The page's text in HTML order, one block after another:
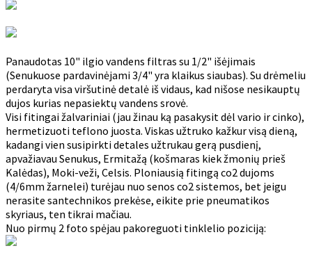
Panaudotas 10" ilgio vandens filtras su 1/2" išėjimais
(Senukuose pardavinėjami 3/4" yra klaikus siaubas). Su drėmeliu
perdaryta visa viršutinė detalė iš vidaus, kad nišose nesikauptų
dujos kurias nepasiektų vandens srovė.
Visi fitingai žalvariniai (jau žinau ką pasakysit dėl vario ir cinko),
hermetizuoti teflono juosta. Viskas užtruko kažkur visą dieną,
kadangi vien susipirkti detales užtrukau gerą pusdienį,
apvažiavau Senukus, Ermitažą (košmaras kiek žmonių prieš
Kalėdas), Moki-veži, Celsis. Ploniausią fitingą co2 dujoms
(4/6mm žarnelei) turėjau nuo senos co2 sistemos, bet jeigu
nerasite santechnikos prekėse, eikite prie pneumatikos
skyriaus, ten tikrai mačiau.
Nuo pirmų 2 foto spėjau pakoreguoti tinklelio poziciją: